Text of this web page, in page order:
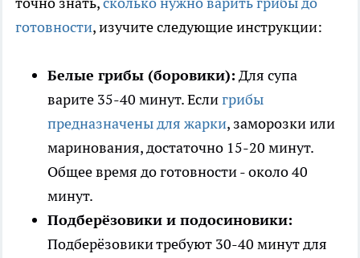
готовности, изучите следующие инструкции:
Белые грибы (боровики): Для супа
варите 35-40 минут. Еслигрибы
предназначены для жарки, заморозки или
маринования, достаточно 15-20 минут.
Общее время до готовности - около 40
минут.
Подберёзовики и подосиновики:
Подберёзовики требуют 30-40 минут для